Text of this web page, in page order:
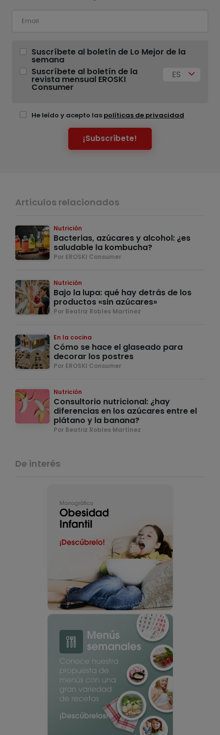
Suscríbete al boletín de Lo Mejor de la
semana
Suscríbete al boletín de la
revista mensual EROSKI
Consumer
ES
He leído y acepto las políticas de privacidad
¡Subscríbete!
Artículos relacionados
Nutrición
Bacterias, azúcares y alcohol: ¿es
saludable la kombucha?
Por EROSKI Consumer
Nutrición
Bajo la lupa: qué hay detrás de los
productos «sin azúcares»
Por Beatriz Robles Martínez
En la cocina
Cómo se hace el glaseado para
decorar los postres
Por EROSKI Consumer
Nutrición
Consultorio nutricional: ¿hay
diferencias en los azúcares entre el
plátano y la banana?
Por Beatriz Robles Martínez
De interés